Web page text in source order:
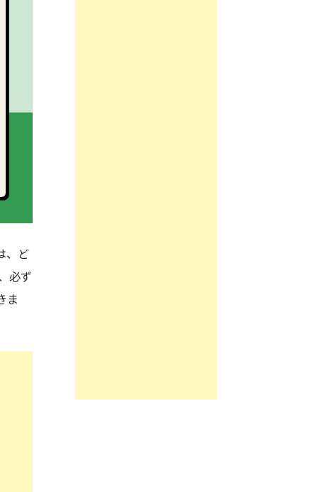
、ど
必ず
ま